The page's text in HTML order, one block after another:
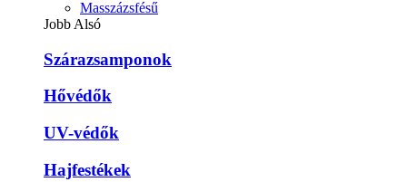
Masszázsfésű
Jobb Alsó
Szárazsamponok
Hővédők
UV-védők
Hajfestékek